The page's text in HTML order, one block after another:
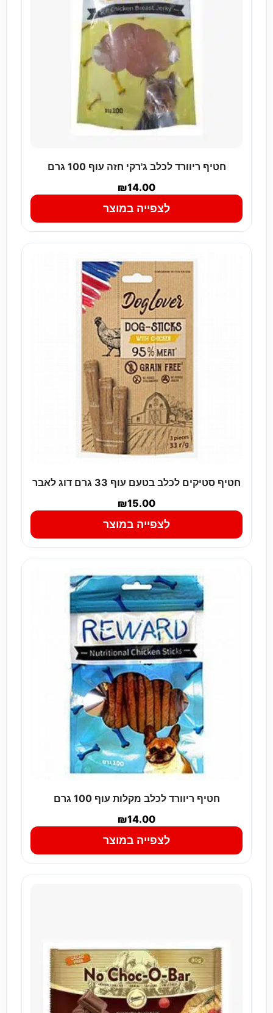
חטיף ריוורד לכלב ג'רקי חזה עוף 100 גרם
₪14.00
לצפייה במוצר
חטיף סטיקים לכלב בטעם עוף 33 גרם דוג לאבר
₪15.00
לצפייה במוצר
חטיף ריוורד לכלב מקלות עוף 100 גרם
₪14.00
לצפייה במוצר